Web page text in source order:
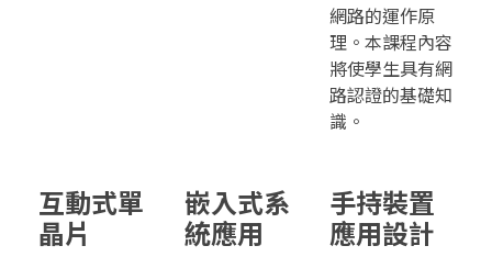
網路的運作原
理。本課程內容
將使學生具有網
路認證的基礎知
識。
互動式單
晶片
嵌入式系
統應用
手持裝置
應用設計